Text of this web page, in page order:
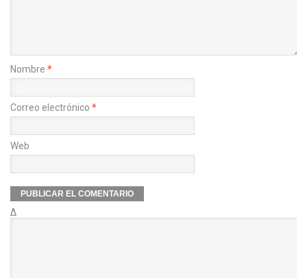
Nombre *
Correo electrónico *
Web
Δ